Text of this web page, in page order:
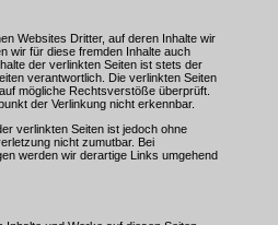
Websites Dritter, auf deren Inhalte wir
wir für diese fremden Inhalte auch
der verlinkten Seiten ist stets der
verantwortlich. Die verlinkten Seiten
mögliche Rechtsverstöße überprüft.
der Verlinkung nicht erkennbar.
verlinkten Seiten ist jedoch ohne
nicht zumutbar. Bei
werden wir derartige Links umgehend